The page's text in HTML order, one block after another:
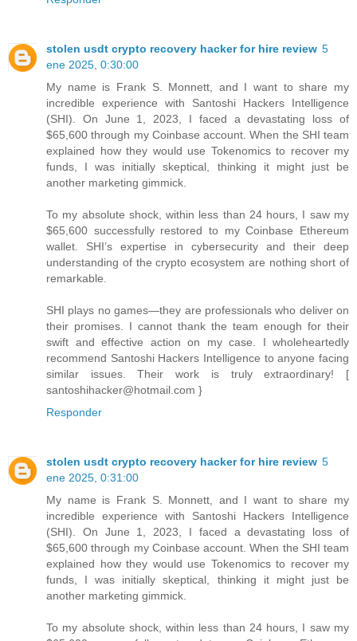
stolen usdt crypto recovery hacker for hire review 5
ene 2025, 0:30:00
My name is Frank S. Monnett, and I want to share my
incredible experience with Santoshi Hackers Intelligence
(SHI). On June 1, 2023, I faced a devastating loss of
$65,600 through my Coinbase account. When the SHI team
explained how they would use Tokenomics to recover my
funds, I was initially skeptical, thinking it might just be
another marketing gimmick.
To my absolute shock, within less than 24 hours, I saw my
$65,600 successfully restored to my Coinbase Ethereum
wallet. SHI’s expertise in cybersecurity and their deep
understanding of the crypto ecosystem are nothing short of
remarkable.
SHI plays no games—they are professionals who deliver on
their promises. I cannot thank the team enough for their
swift and effective action on my case. I wholeheartedly
recommend Santoshi Hackers Intelligence to anyone facing
similar issues. Their work is truly extraordinary! [
santoshihacker@hotmail.com }
Responder
stolen usdt crypto recovery hacker for hire review 5
ene 2025, 0:31:00
My name is Frank S. Monnett, and I want to share my
incredible experience with Santoshi Hackers Intelligence
(SHI). On June 1, 2023, I faced a devastating loss of
$65,600 through my Coinbase account. When the SHI team
explained how they would use Tokenomics to recover my
funds, I was initially skeptical, thinking it might just be
another marketing gimmick.
To my absolute shock, within less than 24 hours, I saw my